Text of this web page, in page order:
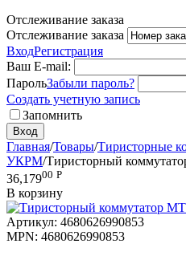
Отслеживание заказа
Отслеживание заказа
ВходРегистрация
Ваш E-mail:
ПарольЗабыли пароль?
Создать учетную запись
Запомнить
Вход
Главная/Товары/Тиристорные
УКРМ/Тиристорный
36,17900 Р
В корзину
Артикул: 4680626990853
MPN: 4680626990853